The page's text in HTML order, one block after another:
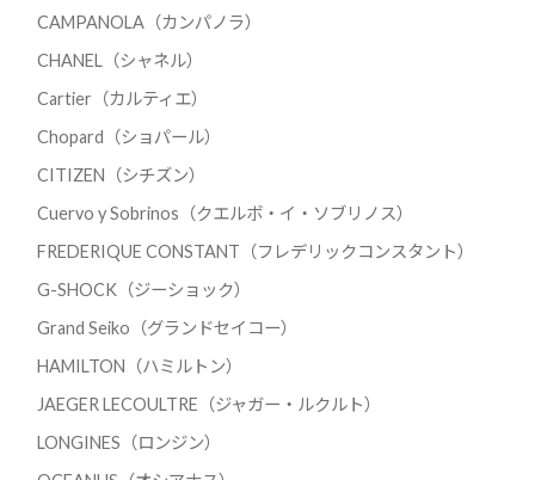
CAMPANOLA（カンパノラ）
CHANEL（シャネル）
Cartier（カルティエ）
Chopard（ショパール）
CITIZEN（シチズン）
Cuervo y Sobrinos（クエルボ・イ・ソブリノス）
FREDERIQUE CONSTANT（フレデリックコンスタント）
G-SHOCK（ジーショック）
Grand Seiko（グランドセイコー）
HAMILTON（ハミルトン）
JAEGER LECOULTRE（ジャガー・ルクルト）
LONGINES（ロンジン）